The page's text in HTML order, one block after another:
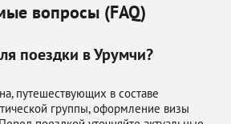
вопросы (FAQ)
поездки в Урумчи?
путешествующих в составе
группы, оформление визы